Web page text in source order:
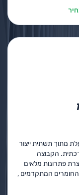
מתוך תשתית ייצור
הקבוצה
פתרונות מלאים
המתקדמים ,